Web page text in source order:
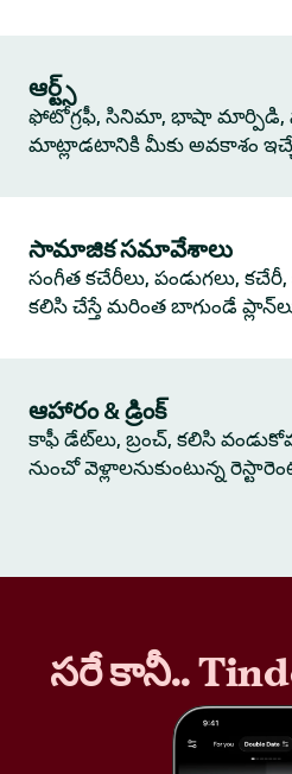
ఆర్ట్స్
ఫోటోగ్రఫీ, సినిమా, భాషా
మాట్లాడటానికి మీకు అవకాశం
సామాజిక సమావేశాలు
సంగీత కచేరీలు, పండుగలు,
కలిసి చేస్తే మరింత బాగుండే
ఆహారం & డ్రింక్
కాఫీ డేట్‌లు, బ్రంచ్, కలిసి
నుంచో వెళ్లాలనుకుంటున్న
సరే కానీ..